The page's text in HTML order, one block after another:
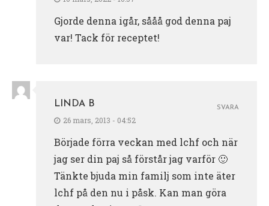
Gjorde denna igår, sååå god denna paj
var! Tack för receptet!
LINDA B
26 mars, 2013 - 04:52
Började förra veckan med lchf och när
jag ser din paj så förstår jag varför 🙂
Tänkte bjuda min familj som inte äter
lchf på den nu i påsk. Kan man göra
SVARA